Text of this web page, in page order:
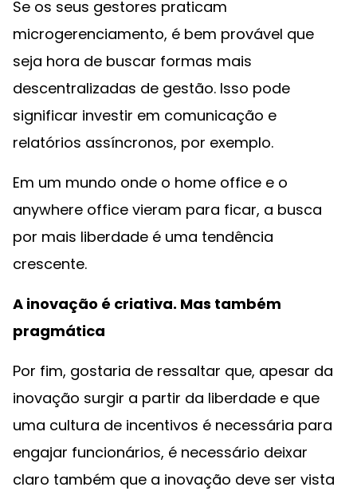
Se os seus gestores praticam
microgerenciamento, é bem provável que
seja hora de buscar formas mais
descentralizadas de gestão. Isso pode
significar investir em comunicação e
relatórios assíncronos, por exemplo.
Em um mundo onde o home office e o
anywhere office vieram para ficar, a busca
por mais liberdade é uma tendência
crescente.
A inovação é criativa. Mas também
pragmática
Por fim, gostaria de ressaltar que, apesar da
inovação surgir a partir da liberdade e que
uma cultura de incentivos é necessária para
engajar funcionários, é necessário deixar
claro também que a inovação deve ser vista